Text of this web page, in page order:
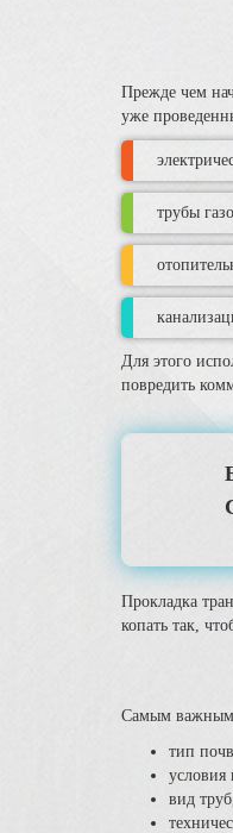
Прежде чем
уже
трубы
Для этого
повредить
Прокладка
копать так,
Самым важным
тип
условия
вид